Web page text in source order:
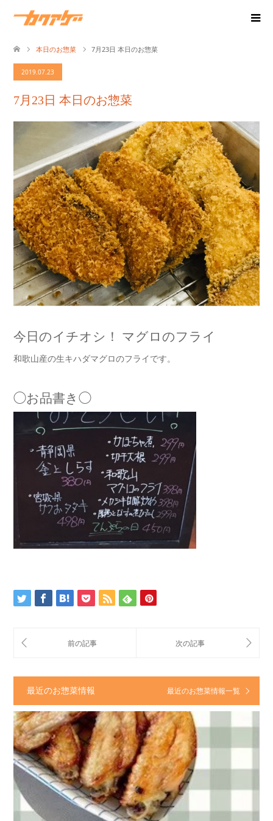
本日のお惣菜 7月23日 本日のお惣菜
2019.07.23
7月23日 本日のお惣菜
今日のイチオシ！ マグロのフライ
和歌山産の生キハダマグロのフライです。
◯お品書き◯
最近のお惣菜情報 最近のお惣菜情報一覧